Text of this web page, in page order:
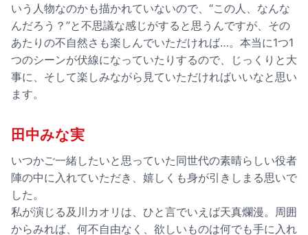
いう人物なのかも描かれていないので、“この人、なんな
んだろう？”と不思議な感じがすると思うんですが、その
あたりの不自然さも楽しんでいただければ…。本当に1つ1
つのシーンが伏線になっていたりするので、じっくりと大
事に、そして楽しみながら見ていただければいいなと思い
ます。
田中みな実
いつかご一緒したいと思っていた同世代の素晴らしい役者
陣の中に入れていただき、嬉しくも身が引きしまる思いで
した。
私が演じる及川カオリは、ひと言でいえば天真爛漫。周囲
からみれば、何不自由なく、欲しいものは何でも手に入れ